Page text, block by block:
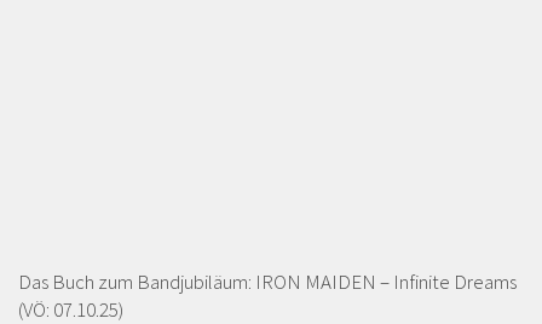
Das Buch zum Bandjubiläum: IRON MAIDEN – Infinite Dreams
(VÖ: 07.10.25)